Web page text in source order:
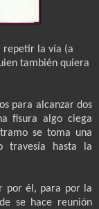
repetir la vía (a
también quiera
para alcanzar dos
fisura algo ciega
se toma una
travesía hasta la
por él, para por la
se hace reunión